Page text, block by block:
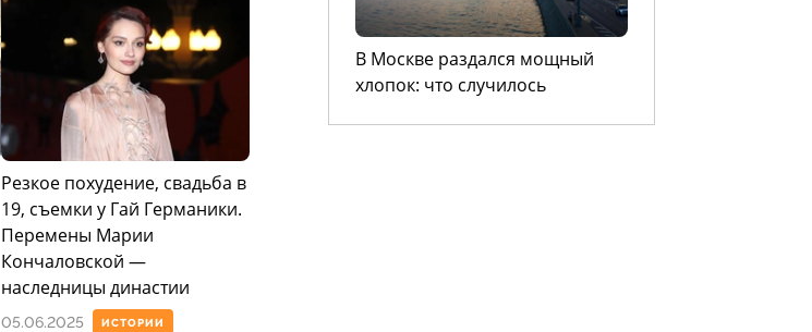
ИСТОРИИ
Резкое похудение, свадьба в
19, съемки у Гай Германики.
Перемены Марии
Кончаловской —
наследницы династии
05.06.2025
В Москве раздался мощный
хлопок: что случилось